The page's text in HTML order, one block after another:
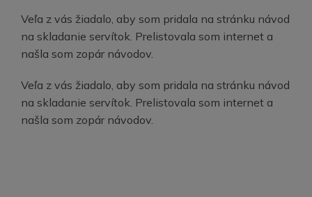
Veľa z vás žiadalo, aby som pridala na stránku návod
na skladanie servítok. Prelistovala som internet a
našla som zopár návodov.
Veľa z vás žiadalo, aby som pridala na stránku návod
na skladanie servítok. Prelistovala som internet a
našla som zopár návodov.